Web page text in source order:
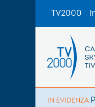
TV2000
IN EVIDENZA: